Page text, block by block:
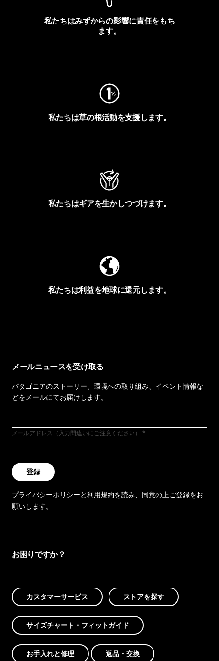
私たちはみずからの影響に責任をもち
ます。
私たちは草の根活動を支援します。
私たちはギアを生かしつづけます。
私たちは利益を地球に還元します。
メールニュースを受け取る
パタゴニアのストーリー、環境への取り組み、イベント情報な
どをメールにてお届けします。
メールアドレス（入力間違いにご注意ください）
登録
プライバシーポリシーと利用規約を読み、同意の上ご登録をお
願いします。
お困りですか？
カスタマーサービス ストアを探す
サイズチャート・フィットガイド
お手入れと修理 返品・交換